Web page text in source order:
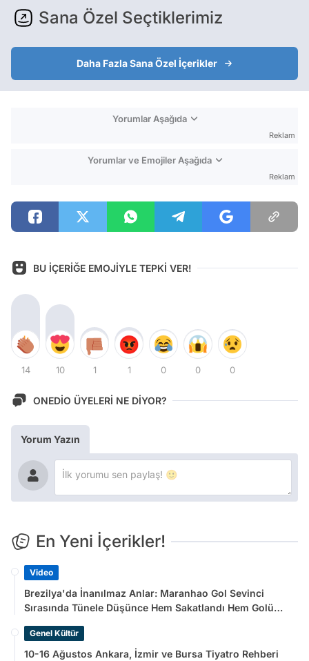
Sana Özel Seçtiklerimiz
Daha Fazla Sana Özel İçerikler
Yorumlar Aşağıda
Reklam
Yorumlar ve Emojiler Aşağıda
Reklam
BU İÇERİĞE EMOJİYLE TEPKİ VER!
14 10 1 1 0 0 0
ONEDİO ÜYELERİ NE DİYOR?
Yorum Yazın
En Yeni İçerikler!
Video
Brezilya'da İnanılmaz Anlar: Maranhao Gol Sevinci
Sırasında Tünele Düşünce Hem Sakatlandı Hem Golü
Genel Kültür
10-16 Ağustos Ankara, İzmir ve Bursa Tiyatro Rehberi